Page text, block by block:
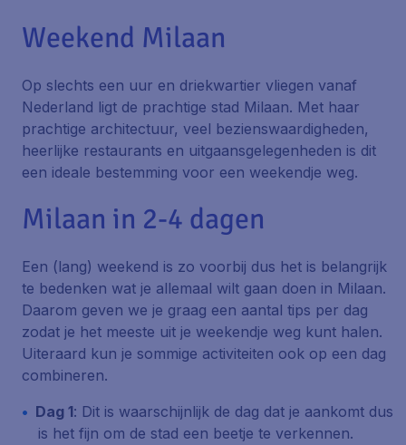
Weekend Milaan
Op slechts een uur en driekwartier vliegen vanaf
Nederland ligt de prachtige stad Milaan. Met haar
prachtige architectuur, veel bezienswaardigheden,
heerlijke restaurants en uitgaansgelegenheden is dit
een ideale bestemming voor een weekendje weg.
Milaan in 2-4 dagen
Een (lang) weekend is zo voorbij dus het is belangrijk
te bedenken wat je allemaal wilt gaan doen in Milaan.
Daarom geven we je graag een aantal tips per dag
zodat je het meeste uit je weekendje weg kunt halen.
Uiteraard kun je sommige activiteiten ook op een dag
combineren.
Dag 1: Dit is waarschijnlijk de dag dat je aankomt dus
is het fijn om de stad een beetje te verkennen.